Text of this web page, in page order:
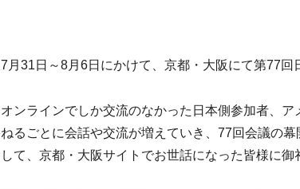
7月31日～8月6日にかけて、京都・大阪にて第77回
オンラインでしか交流のなかった日本側参加者、
ねるごとに会話や交流が増えていき、77回会議の
して、京都・大阪サイトでお世話になった皆様に